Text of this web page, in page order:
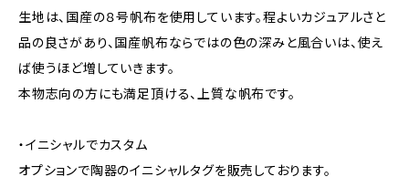
生地は、国産の８号帆布を使用しています。程よいカジュアルさと
品の良さがあり、国産帆布ならではの色の深みと風合いは、使え
ば使うほど増していきます。
本物志向の方にも満足頂ける、上質な帆布です。
・イニシャルでカスタム
オプションで陶器のイニシャルタグを販売しております。